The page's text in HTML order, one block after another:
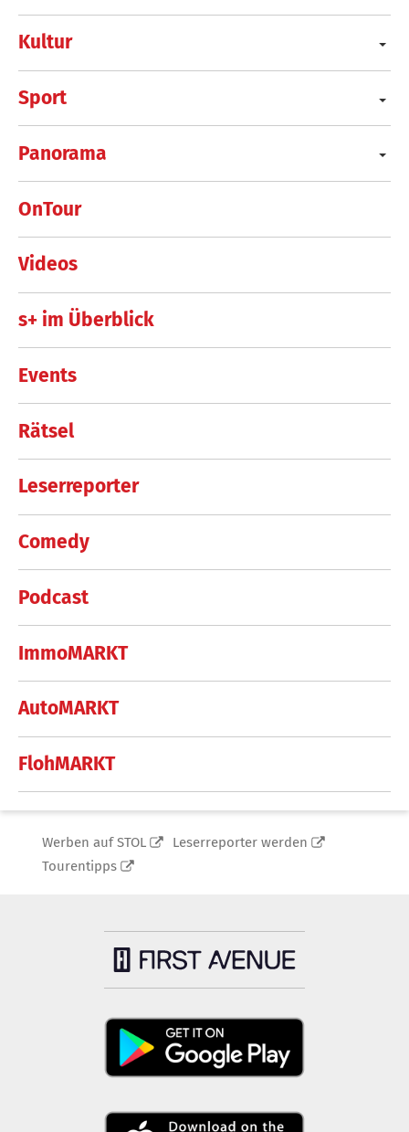
Kultur
Sport
Panorama
OnTour
Videos
s+ im Überblick
Events
Rätsel
Leserreporter
Comedy
Podcast
ImmoMARKT
AutoMARKT
FlohMARKT
Werben auf STOL
Leserreporter werden
Tourentipps